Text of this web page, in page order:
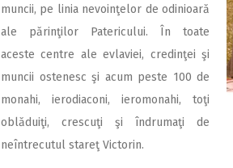
muncii, pe linia nevoinţelor de odinioară
ale părinţilor Patericului. În toate
aceste centre ale evlaviei, credinţei şi
muncii ostenesc şi acum peste 100 de
monahi, ierodiaconi, ieromonahi, toţi
oblăduiţi, crescuţi şi îndrumaţi de
neîntrecutul stareţ Victorin.